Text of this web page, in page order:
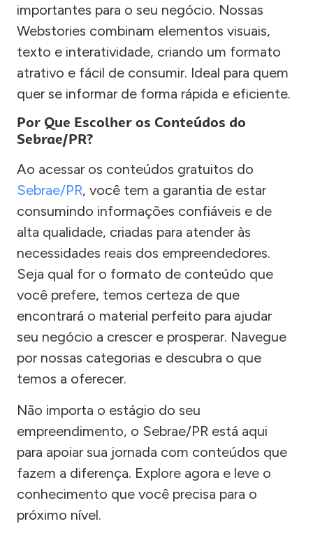
importantes para o seu negócio. Nossas
Webstories combinam elementos visuais,
texto e interatividade, criando um formato
atrativo e fácil de consumir. Ideal para quem
quer se informar de forma rápida e eficiente.
Por Que Escolher os Conteúdos do
Sebrae/PR?
Ao acessar os conteúdos gratuitos do
Sebrae/PR, você tem a garantia de estar
consumindo informações confiáveis e de
alta qualidade, criadas para atender às
necessidades reais dos empreendedores.
Seja qual for o formato de conteúdo que
você prefere, temos certeza de que
encontrará o material perfeito para ajudar
seu negócio a crescer e prosperar. Navegue
por nossas categorias e descubra o que
temos a oferecer.
Não importa o estágio do seu
empreendimento, o Sebrae/PR está aqui
para apoiar sua jornada com conteúdos que
fazem a diferença. Explore agora e leve o
conhecimento que você precisa para o
próximo nível.